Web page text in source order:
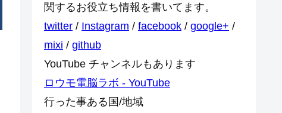
関するお役立ち情報を書いてます。
twitter / Instagram / facebook / google+ /
mixi / github
YouTube チャンネルもあります
ロウモ電脳ラボ - YouTube
行った事ある国/地域